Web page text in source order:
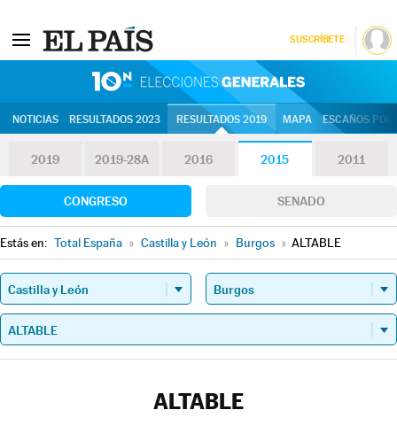
SUSCRÍBETE
NOTICIAS RESULTADOS 2023 RESULTADOS 2019 MAPA ESCAÑOS
2019 2019-28A 2016 2015 2011
CONGRESO SENADO
Estás en: Total España » Castilla y León » Burgos » ALTABLE
ALTABLE